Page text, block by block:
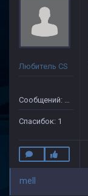
Любитель CS
Сообщений: 110
Спасибок: 1
mell